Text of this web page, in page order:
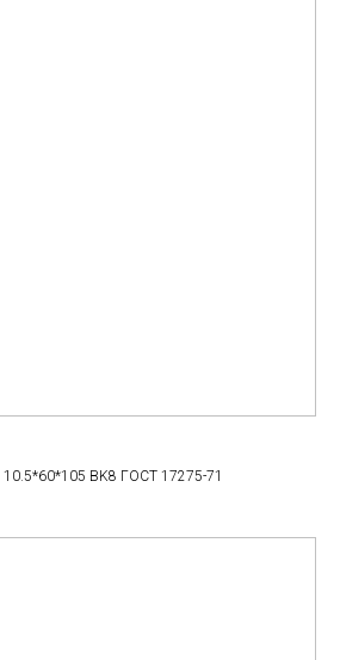
10.5*60*105 BK8 ГОСТ 17275-71